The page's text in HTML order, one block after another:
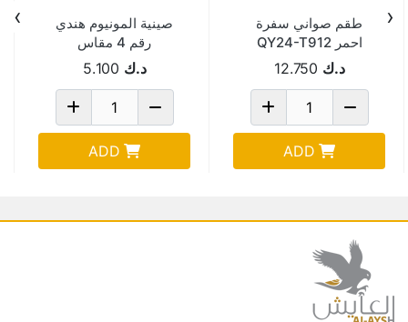
طقم صواني سفرة
احمر QY24-T912
د.ك 12.750
ADD
صينية المونيوم هندي
رقم 4 مقاس
18.75*22.75 سم ( ابو
تاج )
د.ك 5.100
ADD
‹
›